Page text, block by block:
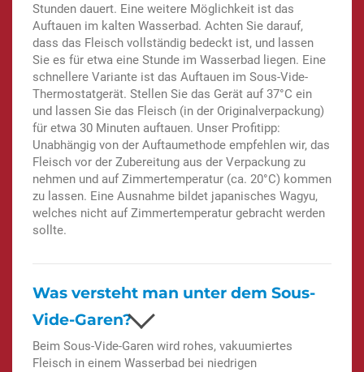
Stunden dauert. Eine weitere Möglichkeit ist das
Auftauen im kalten Wasserbad. Achten Sie darauf,
dass das Fleisch vollständig bedeckt ist, und lassen
Sie es für etwa eine Stunde im Wasserbad liegen. Eine
schnellere Variante ist das Auftauen im Sous-Vide-
Thermostatgerät. Stellen Sie das Gerät auf 37°C ein
und lassen Sie das Fleisch (in der Originalverpackung)
für etwa 30 Minuten auftauen. Unser Profitipp:
Unabhängig von der Auftaumethode empfehlen wir, das
Fleisch vor der Zubereitung aus der Verpackung zu
nehmen und auf Zimmertemperatur (ca. 20°C) kommen
zu lassen. Eine Ausnahme bildet japanisches Wagyu,
welches nicht auf Zimmertemperatur gebracht werden
sollte.
Was versteht man unter dem Sous-
Vide-Garen?
Beim Sous-Vide-Garen wird rohes, vakuumiertes
Fleisch in einem Wasserbad bei niedrigen